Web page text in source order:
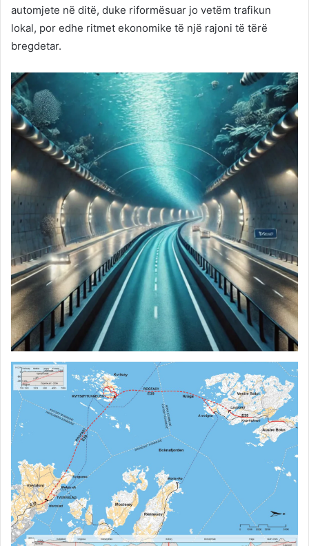
automjete në ditë, duke riformësuar jo vetëm trafikun
lokal, por edhe ritmet ekonomike të një rajoni të tërë
bregdetar.